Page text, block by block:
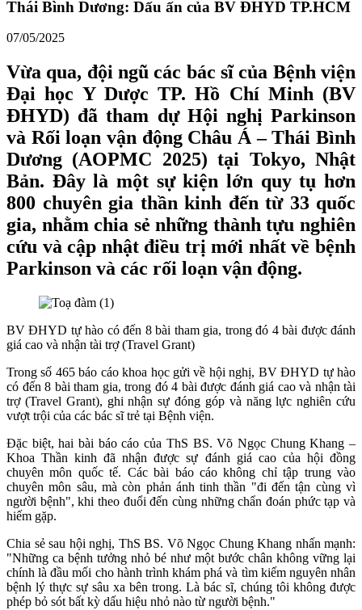
Thái Bình Dương: Dấu ấn của BV ĐHYD TP.HCM
07/05/2025
Vừa qua, đội ngũ các bác sĩ của Bệnh viện
Đại học Y Dược TP. Hồ Chí Minh (BV
ĐHYD) đã tham dự Hội nghị Parkinson
và Rối loạn vận động Châu Á – Thái Bình
Dương (AOPMC 2025) tại Tokyo, Nhật
Bản. Đây là một sự kiện lớn quy tụ hơn
800 chuyên gia thần kinh đến từ 33 quốc
gia, nhằm chia sẻ những thành tựu nghiên
cứu và cập nhật điều trị mới nhất về bệnh
Parkinson và các rối loạn vận động.
BV ĐHYD tự hào có đến 8 bài tham gia, trong đó 4 bài được đánh
giá cao và nhận tài trợ (Travel Grant)
Trong số 465 báo cáo khoa học gửi về hội nghị, BV ĐHYD tự hào
có đến 8 bài tham gia, trong đó 4 bài được đánh giá cao và nhận tài
trợ (Travel Grant), ghi nhận sự đóng góp và năng lực nghiên cứu
vượt trội của các bác sĩ trẻ tại Bệnh viện.
Đặc biệt, hai bài báo cáo của ThS BS. Võ Ngọc Chung Khang –
Khoa Thần kinh đã nhận được sự đánh giá cao của hội đồng
chuyên môn quốc tế. Các bài báo cáo không chỉ tập trung vào
chuyên môn sâu, mà còn phản ánh tinh thần "đi đến tận cùng vì
người bệnh", khi theo đuổi đến cùng những chẩn đoán phức tạp và
hiếm gặp.
Chia sẻ sau hội nghị, ThS BS. Võ Ngọc Chung Khang nhấn mạnh:
"Những ca bệnh tưởng nhỏ bé như một bước chân không vững lại
chính là đầu mối cho hành trình khám phá và tìm kiếm nguyên nhân
bệnh lý thực sự sâu xa bên trong. Là bác sĩ, chúng tôi không được
phép bỏ sót bất kỳ dấu hiệu nhỏ nào từ người bệnh."